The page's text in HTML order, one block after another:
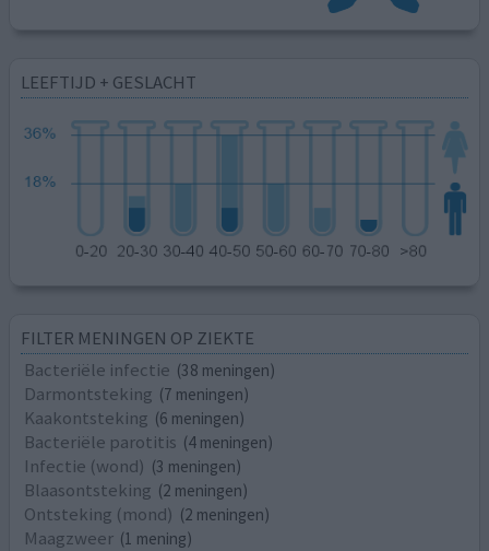
LEEFTIJD + GESLACHT
FILTER MENINGEN OP ZIEKTE
Bacteriële infectie (38 meningen)
Darmontsteking (7 meningen)
Kaakontsteking (6 meningen)
Bacteriële parotitis (4 meningen)
Infectie (wond) (3 meningen)
Blaasontsteking (2 meningen)
Ontsteking (mond) (2 meningen)
Maagzweer (1 mening)